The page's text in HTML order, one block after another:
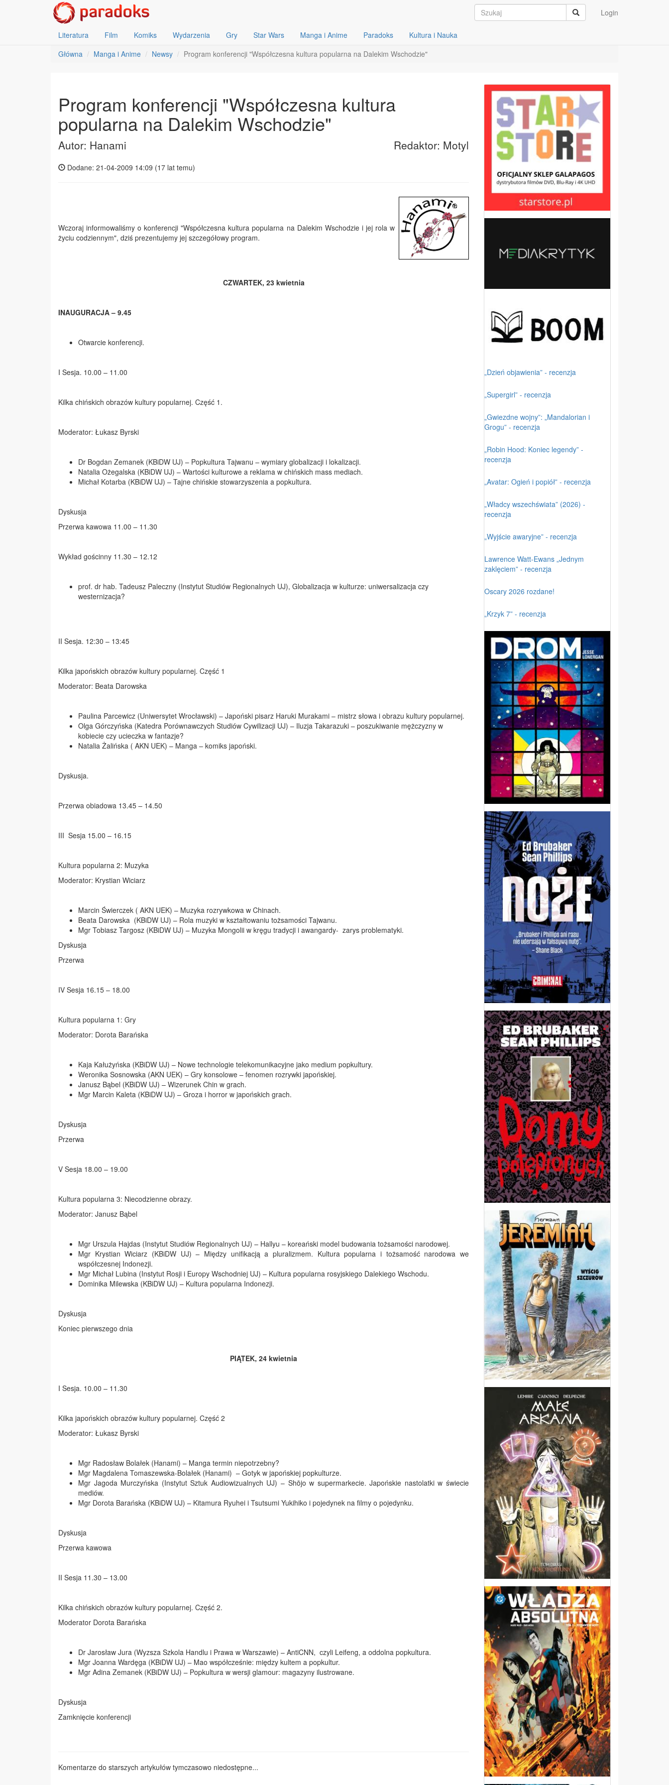
Login
Literatura Film Komiks Wydarzenia Gry Star Wars Manga i Anime Paradoks
Kultura i Nauka
Główna
Manga i Anime Newsy Program konferencji "Współczesna kultura popularna na Dalekim Wschodzie"
Program konferencji "Współczesna kultura
popularna na Dalekim Wschodzie"
Autor: Hanami Redaktor: Motyl
Dodane: 21-04-2009 14:09 (17 lat temu)
Wczoraj informowaliśmy o konferencji "Współczesna kultura popularna na Dalekim Wschodzie i jej rola w
życiu codziennym", dziś prezentujemy jej szczegółowy program.
CZWARTEK, 23 kwietnia
INAUGURACJA – 9.45
Otwarcie konferencji.
I Sesja. 10.00 – 11.00
Kilka chińskich obrazów kultury popularnej. Część 1.
Moderator: Łukasz Byrski
Dr Bogdan Zemanek (KBiDW UJ) – Popkultura Tajwanu – wymiary globalizacji i lokalizacji.
Natalia Ożegalska (KBiDW UJ) – Wartości kulturowe a reklama w chińskich mass mediach.
Michał Kotarba (KBiDW UJ) – Tajne chińskie stowarzyszenia a popkultura.
Dyskusja
Przerwa kawowa 11.00 – 11.30
Wykład gościnny 11.30 – 12.12
prof. dr hab. Tadeusz Paleczny (Instytut Studiów Regionalnych UJ), Globalizacja w kulturze: uniwersalizacja czy
westernizacja?
II Sesja. 12:30 – 13:45
Kilka japońskich obrazów kultury popularnej. Część 1
Moderator: Beata Darowska
Paulina Parcewicz (Uniwersytet Wrocławski) – Japoński pisarz Haruki Murakami – mistrz słowa i obrazu kultury popularnej.
Olga Górczyńska (Katedra Porównawczych Studiów Cywilizacji UJ) – Iluzja Takarazuki – poszukiwanie mężczyzny w
kobiecie czy ucieczka w fantazje?
Natalia Żalińska ( AKN UEK) – Manga – komiks japoński.
Dyskusja.
Przerwa obiadowa 13.45 – 14.50
III Sesja 15.00 – 16.15
Kultura popularna 2: Muzyka
Moderator: Krystian Wiciarz
Marcin Świerczek ( AKN UEK) – Muzyka rozrywkowa w Chinach.
Beata Darowska (KBiDW UJ) – Rola muzyki w kształtowaniu tożsamości Tajwanu.
Mgr Tobiasz Targosz (KBiDW UJ) – Muzyka Mongolii w kręgu tradycji i awangardy- zarys problematyki.
Dyskusja
Przerwa
IV Sesja 16.15 – 18.00
Kultura popularna 1: Gry
Moderator: Dorota Barańska
Kaja Kałużyńska (KBiDW UJ) – Nowe technologie telekomunikacyjne jako medium popkultury.
Weronika Sosnowska (AKN UEK) – Gry konsolowe – fenomen rozrywki japońskiej.
Janusz Bąbel (KBiDW UJ) – Wizerunek Chin w grach.
Mgr Marcin Kaleta (KBiDW UJ) – Groza i horror w japońskich grach.
Dyskusja
Przerwa
V Sesja 18.00 – 19.00
Kultura popularna 3: Niecodzienne obrazy.
Moderator: Janusz Bąbel
Mgr Urszula Hajdas (Instytut Studiów Regionalnych UJ) – Hallyu – koreański model budowania tożsamości narodowej.
Mgr Krystian Wiciarz (KBiDW UJ) – Między unifikacją a pluralizmem. Kultura popularna i tożsamość narodowa we
współczesnej Indonezji.
Mgr Michał Lubina (Instytut Rosji i Europy Wschodniej UJ) – Kultura popularna rosyjskiego Dalekiego Wschodu.
Dominika Milewska (KBiDW UJ) – Kultura popularna Indonezji.
Dyskusja
Koniec pierwszego dnia
PIĄTEK, 24 kwietnia
I Sesja. 10.00 – 11.30
Kilka japońskich obrazów kultury popularnej. Część 2
Moderator: Łukasz Byrski
Mgr Radosław Bolałek (Hanami) – Manga termin niepotrzebny?
Mgr Magdalena Tomaszewska-Bolałek (Hanami) – Gotyk w japońskiej popkulturze.
Mgr Jagoda Murczyńska (Instytut Sztuk Audiowizualnych UJ) – Shōjo w supermarkecie. Japońskie nastolatki w świecie
mediów.
Mgr Dorota Barańska (KBiDW UJ) – Kitamura Ryuhei i Tsutsumi Yukihiko i pojedynek na filmy o pojedynku.
Dyskusja
Przerwa kawowa
II Sesja 11.30 – 13.00
Kilka chińskich obrazów kultury popularnej. Część 2.
Moderator Dorota Barańska
Dr Jarosław Jura (Wyzsza Szkola Handlu i Prawa w Warszawie) – AntiCNN, czyli Leifeng, a oddolna popkultura.
Mgr Joanna Wardęga (KBiDW UJ) – Mao współcześnie: między kultem a popkultur.
Mgr Adina Zemanek (KBiDW UJ) – Popkultura w wersji glamour: magazyny ilustrowane.
Dyskusja
Zamknięcie konferencji
Komentarze do starszych artykułów tymczasowo niedostępne...
„Dzień objawienia” - recenzja
„Supergirl” - recenzja
„Gwiezdne wojny”: „Mandalorian i
Grogu” - recenzja
„Robin Hood: Koniec legendy” -
recenzja
„Avatar: Ogień i popiół” - recenzja
„Władcy wszechświata” (2026) -
recenzja
„Wyjście awaryjne” - recenzja
Lawrence Watt-Ewans „Jednym
zaklęciem” - recenzja
Oscary 2026 rozdane!
„Krzyk 7” - recenzja